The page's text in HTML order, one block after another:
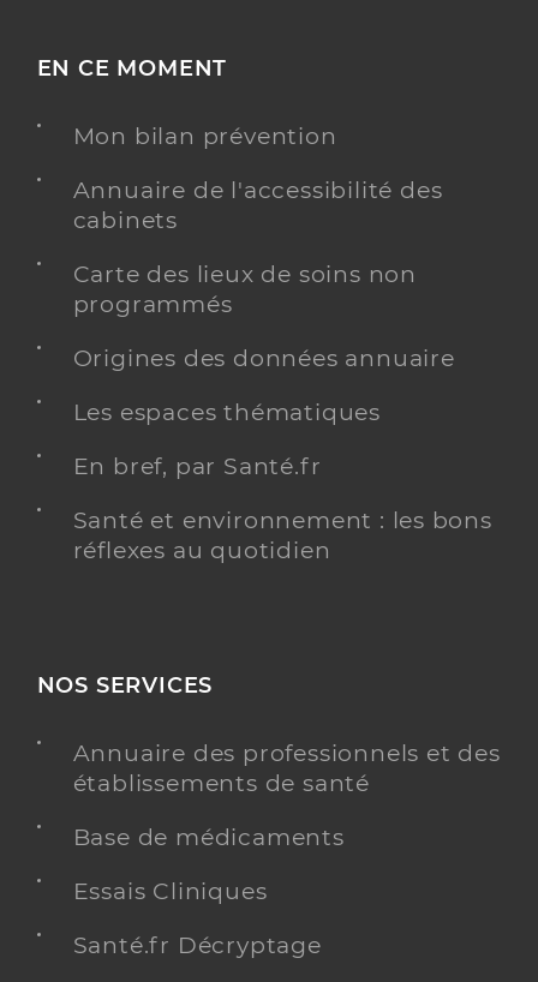
EN CE MOMENT
Mon bilan prévention
Annuaire de l'accessibilité des
cabinets
Carte des lieux de soins non
programmés
Origines des données annuaire
Les espaces thématiques
En bref, par Santé.fr
Santé et environnement : les bons
réflexes au quotidien
NOS SERVICES
Annuaire des professionnels et des
établissements de santé
Base de médicaments
Essais Cliniques
Santé.fr Décryptage